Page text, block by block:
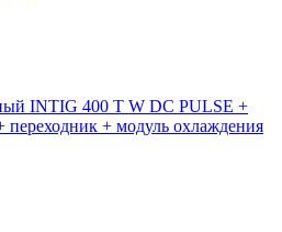
INTIG 400 T W DC PULSE +
переходник + модуль охлаждения